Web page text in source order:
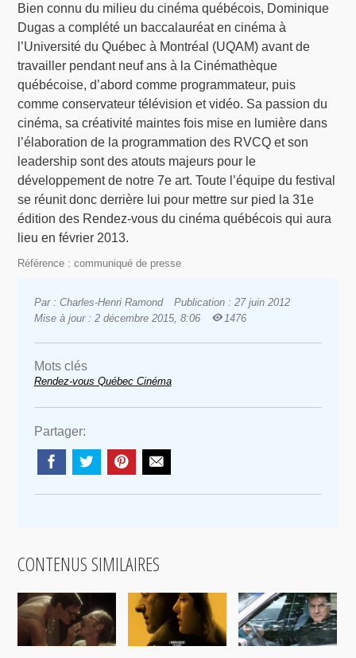
Bien connu du milieu du cinéma québécois, Dominique
Dugas a complété un baccalauréat en cinéma à
l’Université du Québec à Montréal (UQAM) avant de
travailler pendant neuf ans à la Cinémathèque
québécoise, d’abord comme programmateur, puis
comme conservateur télévision et vidéo. Sa passion du
cinéma, sa créativité maintes fois mise en lumière dans
l’élaboration de la programmation des RVCQ et son
leadership sont des atouts majeurs pour le
développement de notre 7e art. Toute l’équipe du festival
se réunit donc derrière lui pour mettre sur pied la 31e
édition des Rendez-vous du cinéma québécois qui aura
lieu en février 2013.
Référence : communiqué de presse
Par : Charles-Henri Ramond
Publication : 27 juin 2012
Mise à jour : 2 décembre 2015, 8:06
1476
Mots clés
Rendez-vous Québec Cinéma
Partager:
CONTENUS SIMILAIRES